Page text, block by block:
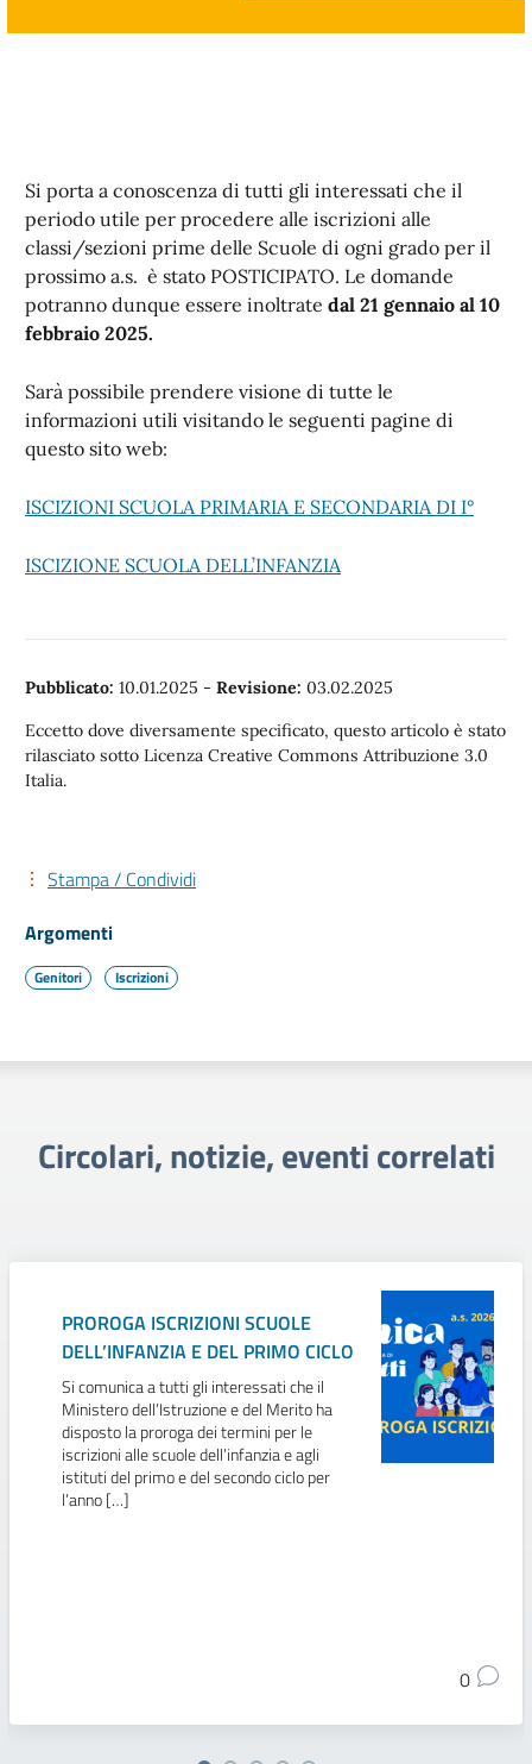
Si porta a conoscenza di tutti gli interessati che il
periodo utile per procedere alle iscrizioni alle
classi/sezioni prime delle Scuole di ogni grado per il
prossimo a.s. è stato POSTICIPATO. Le domande
potranno dunque essere inoltrate dal 21 gennaio al 10
febbraio 2025.
Sarà possibile prendere visione di tutte le
informazioni utili visitando le seguenti pagine di
questo sito web:
ISCIZIONI SCUOLA PRIMARIA E SECONDARIA DI I°
ISCIZIONE SCUOLA DELL’INFANZIA
Pubblicato: 10.01.2025 - Revisione: 03.02.2025
Eccetto dove diversamente specificato, questo articolo è stato
rilasciato sotto Licenza Creative Commons Attribuzione 3.0
Italia.
Stampa / Condividi
Argomenti
Genitori Iscrizioni
Circolari, notizie, eventi correlati
PROROGA ISCRIZIONI SCUOLE
DELL’INFANZIA E DEL PRIMO CICLO
Si comunica a tutti gli interessati che il
Ministero dell’Istruzione e del Merito ha
disposto la proroga dei termini per le
iscrizioni alle scuole dell’infanzia e agli
istituti del primo e del secondo ciclo per
l’anno […]
0